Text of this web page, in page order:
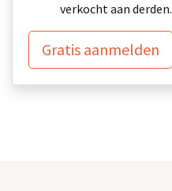
verkocht aan derden.
Gratis aanmelden